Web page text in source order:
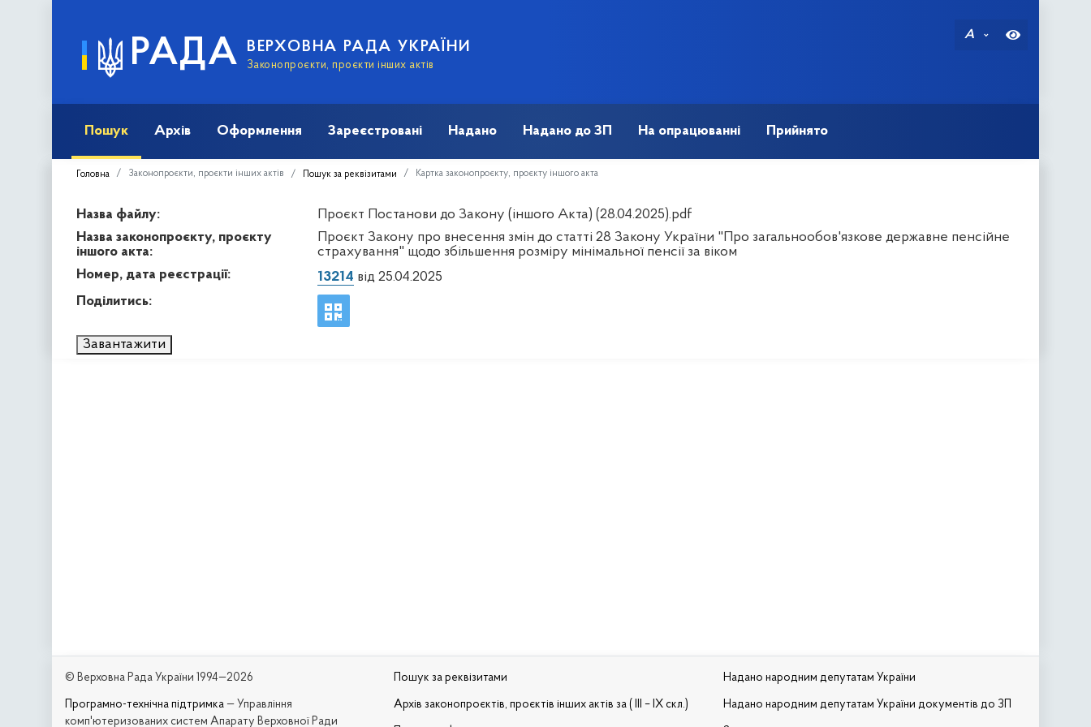
РАДА ВЕРХОВНА РАДА УКРАЇНИ
Законопроєкти, проєкти інших актів
A
Пошук Архів Оформлення Зареєстровані Надано Надано до ЗП На опрацюванні Прийнято
Головна Законопроєкти, проєкти інших актів Пошук за реквізитами Картка законопроєкту, проєкту іншого акта
Назва файлу:
Проєкт Постанови до Закону (іншого Акта) (28.04.2025).pdf
Назва законопроєкту, проєкту
іншого акта:
Проєкт Закону про внесення змін до статті 28 Закону України "Про загальнообов'язкове державне пенсійне
страхування" щодо збільшення розміру мінімальної пенсії за віком
Номер, дата реєстрації:
13214 від 25.04.2025
Поділитись:
Завантажити
© Верховна Рада України 1994—2026
Програмно-технічна підтримка — Управління
комп'ютеризованих систем Апарату Верховної Ради
Пошук за реквізитами
Архів законопроєктів, проєктів інших актів за ( III – IX скл.)
Надано народним депутатам України
Надано народним депутатам України документів до ЗП